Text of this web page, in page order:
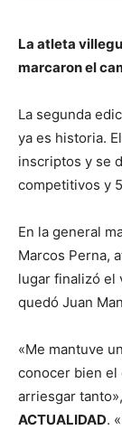
La atleta
marcaron el
La segunda
ya es historia.
inscriptos y se
competitivos y
En la general
Marcos Perna,
lugar finalizó el
quedó Juan
«Me mantuve
conocer bien el
arriesgar
ACTUALIDAD.